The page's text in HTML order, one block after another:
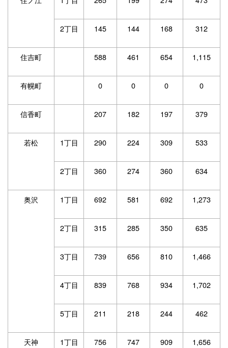
2丁目 145 144 168 312
住吉町 588 461 654 1,115
有幌町 0 0 0 0
信香町 207 182 197 379
若松 1丁目 290 224 309 533
2丁目 360 274 360 634
奥沢 1丁目 692 581 692 1,273
2丁目 315 285 350 635
3丁目 739 656 810 1,466
4丁目 839 768 934 1,702
5丁目 211 218 244 462
天神 1丁目 756 747 909 1,656